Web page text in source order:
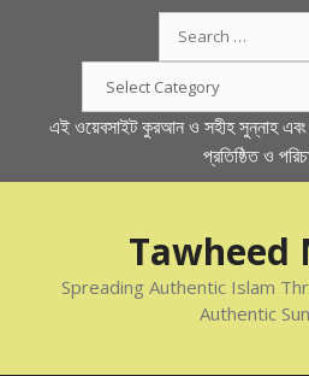
for:
এই ওয়েবসাইট কুরআন ও সহীহ সুন্নাহ
প্রতিষ্ঠিত ও
Tawheed
Spreading Authentic Islam
Authentic